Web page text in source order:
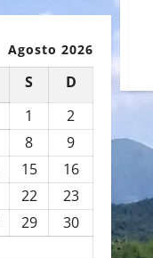
Agosto 2026
S
D
1
2
8
9
15
16
22
23
29
30